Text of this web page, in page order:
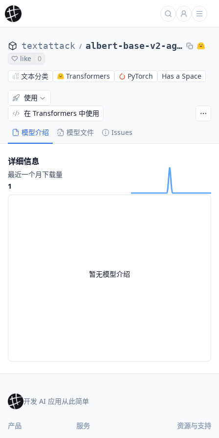
textattack / albert-base-v2-ag-news
like
0
文本分类
Transformers PyTorch Has a Space
模型介绍 模型文件 Issues
使用
在 Transformers 中使用
暂无模型介绍
详细信息
最近一个月下载量
1
开发 AI 应用从此简单
产品 服务 资源与支持